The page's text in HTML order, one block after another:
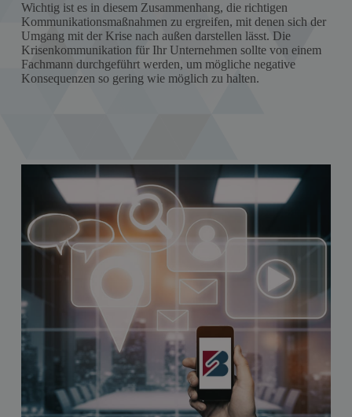
Wichtig ist es in diesem Zusammenhang, die richtigen
Kommunikationsmaßnahmen zu ergreifen, mit denen sich der
Umgang mit der Krise nach außen darstellen lässt. Die
Krisenkommunikation für Ihr Unternehmen sollte von einem
Fachmann durchgeführt werden, um mögliche negative
Konsequenzen so gering wie möglich zu halten.